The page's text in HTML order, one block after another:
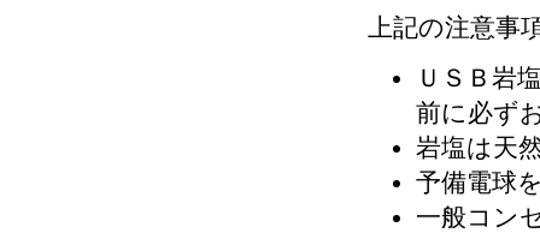
上記の注意事
ＵＳＢ岩
前に必ず
岩塩は天
予備電球
一般コン